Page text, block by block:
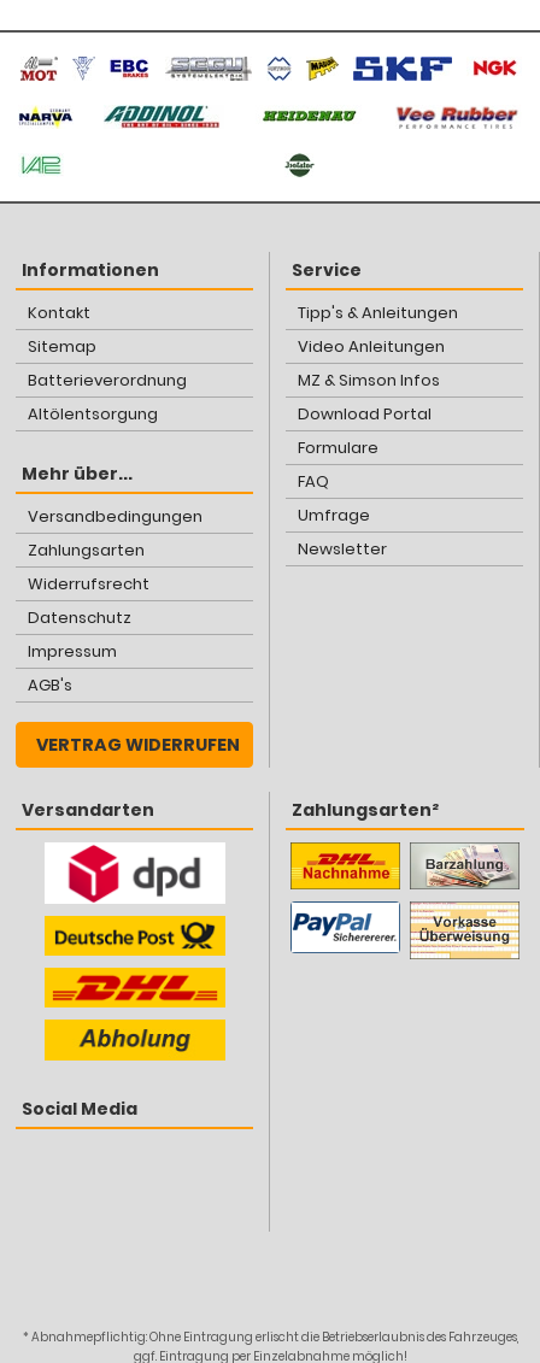
Informationen
Kontakt
Sitemap
Batterieverordnung
Altölentsorgung
Mehr über...
Versandbedingungen
Zahlungsarten
Widerrufsrecht
Datenschutz
Impressum
AGB's
VERTRAG WIDERRUFEN
Service
Tipp's & Anleitungen
Video Anleitungen
MZ & Simson Infos
Download Portal
Formulare
FAQ
Umfrage
Newsletter
Versandarten
Social Media
Zahlungsarten²
* Abnahmepflichtig: Ohne Eintragung erlischt die Betriebserlaubnis des Fahrzeuges,
ggf. Eintragung per Einzelabnahme möglich!